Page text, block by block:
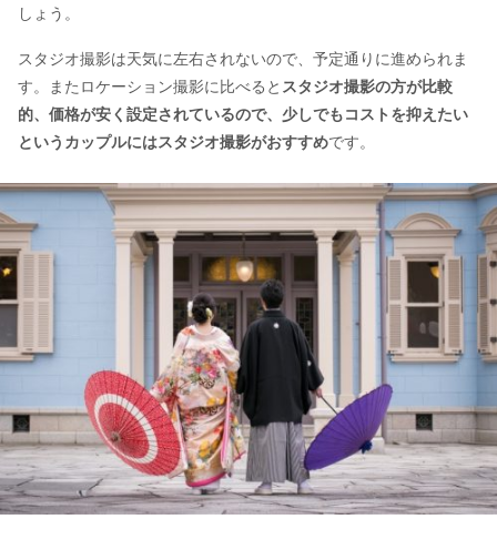
しょう。
スタジオ撮影は天気に左右されないので、予定通りに進められま
す。またロケーション撮影に比べると スタジオ撮影の方が比較
的、価格が安く設定されているので、少しでもコストを抑えたい
というカップルにはスタジオ撮影がおすすめです。